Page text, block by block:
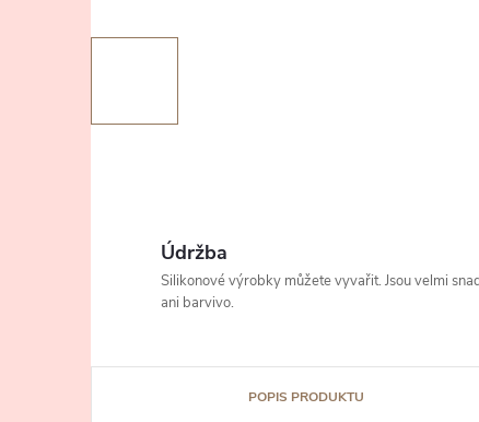
Údržba
Silikonové výrobky můžete vyvařit. Jsou velmi
ani barvivo.
POPIS PRODUKTU